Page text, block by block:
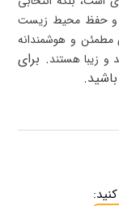
و حفظ محیط زیست
مطمئن و هوشمندانه
و زیبا هستند. برای